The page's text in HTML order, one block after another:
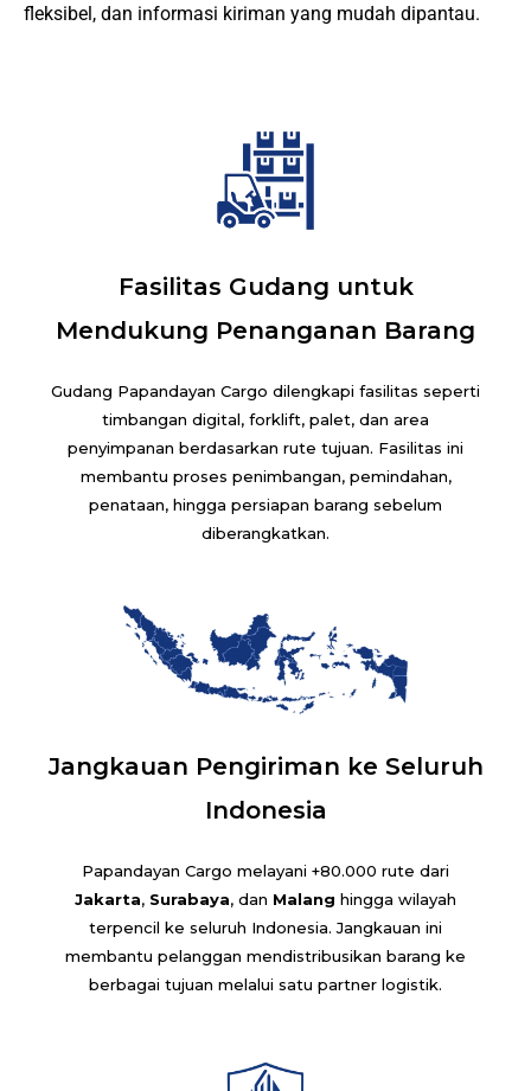
fleksibel, dan informasi kiriman yang mudah dipantau.
Fasilitas Gudang untuk
Mendukung Penanganan Barang
Gudang Papandayan Cargo dilengkapi fasilitas seperti
timbangan digital, forklift, palet, dan area
penyimpanan berdasarkan rute tujuan. Fasilitas ini
membantu proses penimbangan, pemindahan,
penataan, hingga persiapan barang sebelum
diberangkatkan.
Jangkauan Pengiriman ke Seluruh
Indonesia
Papandayan Cargo melayani +80.000 rute dari
Jakarta, Surabaya, dan Malang hingga wilayah
terpencil ke seluruh Indonesia. Jangkauan ini
membantu pelanggan mendistribusikan barang ke
berbagai tujuan melalui satu partner logistik.